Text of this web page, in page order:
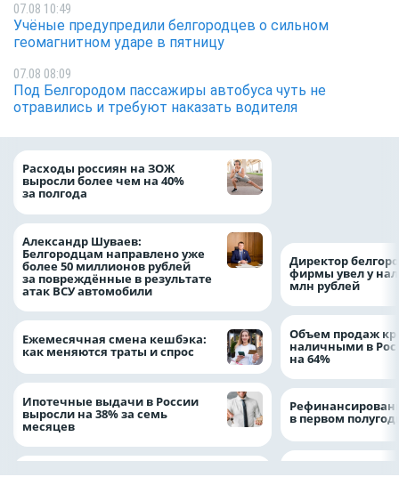
07.08 10:49
Учёные предупредили белгородцев о сильном
геомагнитном ударе в пятницу
07.08 08:09
Под Белгородом пассажиры автобуса чуть не
отравились и требуют наказать водителя
Расходы россиян на ЗОЖ
выросли более чем на 40%
за полгода
Александр Шуваев:
Белгородцам направлено уже
более 50 миллионов рублей
за повреждённые в результате
атак ВСУ автомобили
Ежемесячная смена кешбэка:
как меняются траты и спрос
Ипотечные выдачи в России
выросли на 38% за семь
месяцев
Директор
фирмы увел у
млн рублей
Объем продаж
наличными в
на 64%
в первом